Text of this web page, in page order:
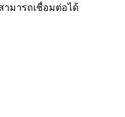
มารถเชื่อมต่อได้